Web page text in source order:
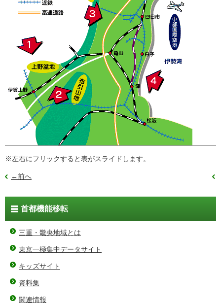
※左右にフリックすると表がスライドします。
←前へ
首都機能移転
三重・畿央地域とは
東京一極集中データサイト
キッズサイト
資料集
関連情報